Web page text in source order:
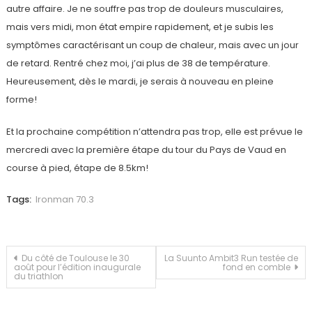
autre affaire. Je ne souffre pas trop de douleurs musculaires,
mais vers midi, mon état empire rapidement, et je subis les
symptômes caractérisant un coup de chaleur, mais avec un jour
de retard. Rentré chez moi, j’ai plus de 38 de température.
Heureusement, dès le mardi, je serais à nouveau en pleine
forme!
Et la prochaine compétition n’attendra pas trop, elle est prévue le
mercredi avec la première étape du tour du Pays de Vaud en
course à pied, étape de 8.5km!
Tags: Ironman 70.3
Navigation
de
Du côté de Toulouse le 30
août pour l’édition inaugurale
du triathlon
La Suunto Ambit3 Run testée de
fond en comble